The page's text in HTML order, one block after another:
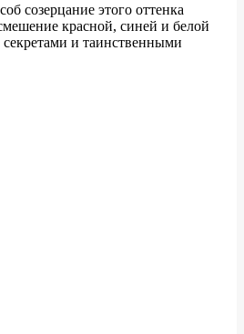
созерцание этого оттенка
красной, синей и белой
и таинственными